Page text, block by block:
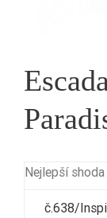
Nejlepší
č.638/